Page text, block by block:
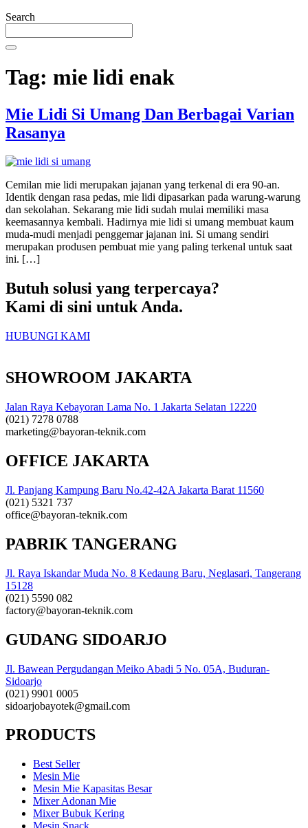
Search
Tag: mie lidi enak
Mie Lidi Si Umang Dan Berbagai Varian
Rasanya
Cemilan mie lidi merupakan jajanan yang terkenal di era 90-an.
Identik dengan rasa pedas, mie lidi dipasarkan pada warung-warung
dan sekolahan. Sekarang mie lidi sudah mulai memiliki masa
keemasannya kembali. Hadirnya mie lidi si umang membuat kaum
muda-mudi menjadi penggemar jajanan ini. Si umang sendiri
merupakan produsen pembuat mie yang paling terkenal untuk saat
ini. […]
Butuh solusi yang terpercaya?
Kami di sini untuk Anda.
HUBUNGI KAMI
SHOWROOM JAKARTA
Jalan Raya Kebayoran Lama No. 1 Jakarta Selatan 12220
(021) 7278 0788
marketing@bayoran-teknik.com
OFFICE JAKARTA
Jl. Panjang Kampung Baru No.42-42A Jakarta Barat 11560
(021) 5321 737
office@bayoran-teknik.com
PABRIK TANGERANG
Jl. Raya Iskandar Muda No. 8 Kedaung Baru, Neglasari, Tangerang
15128
(021) 5590 082
factory@bayoran-teknik.com
GUDANG SIDOARJO
Jl. Bawean Pergudangan Meiko Abadi 5 No. 05A, Buduran-
Sidoarjo
(021) 9901 0005
sidoarjobayotek@gmail.com
PRODUCTS
Best Seller
Mesin Mie
Mesin Mie Kapasitas Besar
Mixer Adonan Mie
Mixer Bubuk Kering